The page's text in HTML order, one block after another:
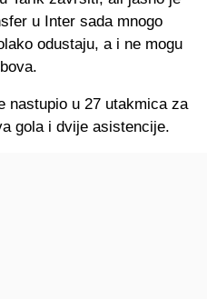
u Inter sada mnogo
odustaju, a i ne mogu
nastupio u 27 utakmica za
gola i dvije asistencije.